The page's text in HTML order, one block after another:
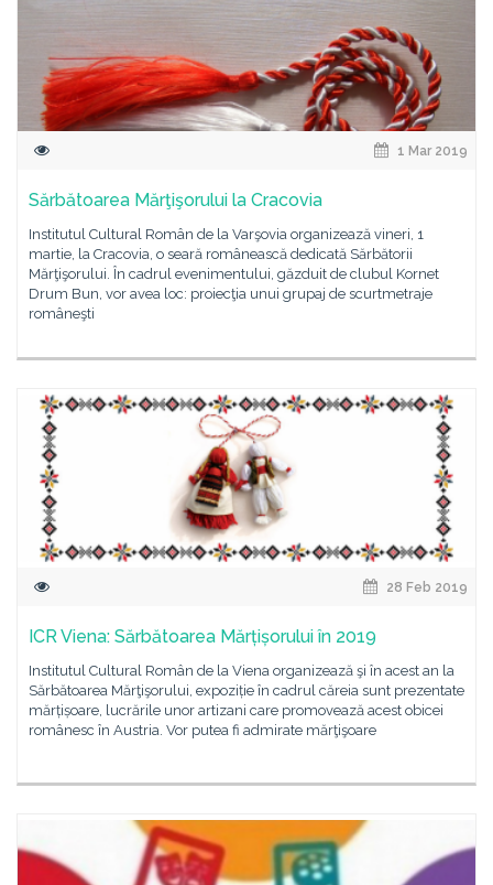
1 Mar 2019
Sărbătoarea Mărţişorului la Cracovia
Institutul Cultural Român de la Varşovia organizează vineri, 1
martie, la Cracovia, o seară românească dedicată Sărbătorii
Mărţişorului. În cadrul evenimentului, găzduit de clubul Kornet
Drum Bun, vor avea loc: proiecţia unui grupaj de scurtmetraje
româneşti
28 Feb 2019
ICR Viena: Sărbătoarea Mărțișorului în 2019
Institutul Cultural Român de la Viena organizează şi în acest an la
Sărbătoarea Mărţişorului, expoziție în cadrul căreia sunt prezentate
mărțișoare, lucrările unor artizani care promovează acest obicei
românesc în Austria. Vor putea fi admirate mărţişoare